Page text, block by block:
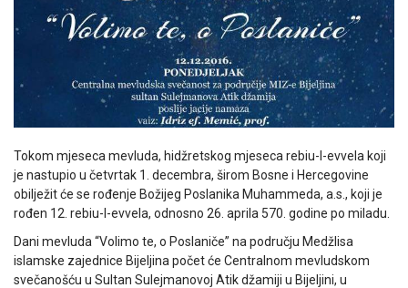
Tokom mjeseca mevluda, hidžretskog mjeseca rebiu-l-evvela koji
je nastupio u četvrtak 1. decembra, širom Bosne i Hercegovine
obilježit će se rođenje Božijeg Poslanika Muhammeda, a.s., koji je
rođen 12. rebiu-l-evvela, odnosno 26. aprila 570. godine po miladu.
Dani mevluda “Volimo te, o Poslaniče” na području Medžlisa
islamske zajednice Bijeljina počet će Centralnom mevludskom
svečanošću u Sultan Sulejmanovoj Atik džamiji u Bijeljini, u